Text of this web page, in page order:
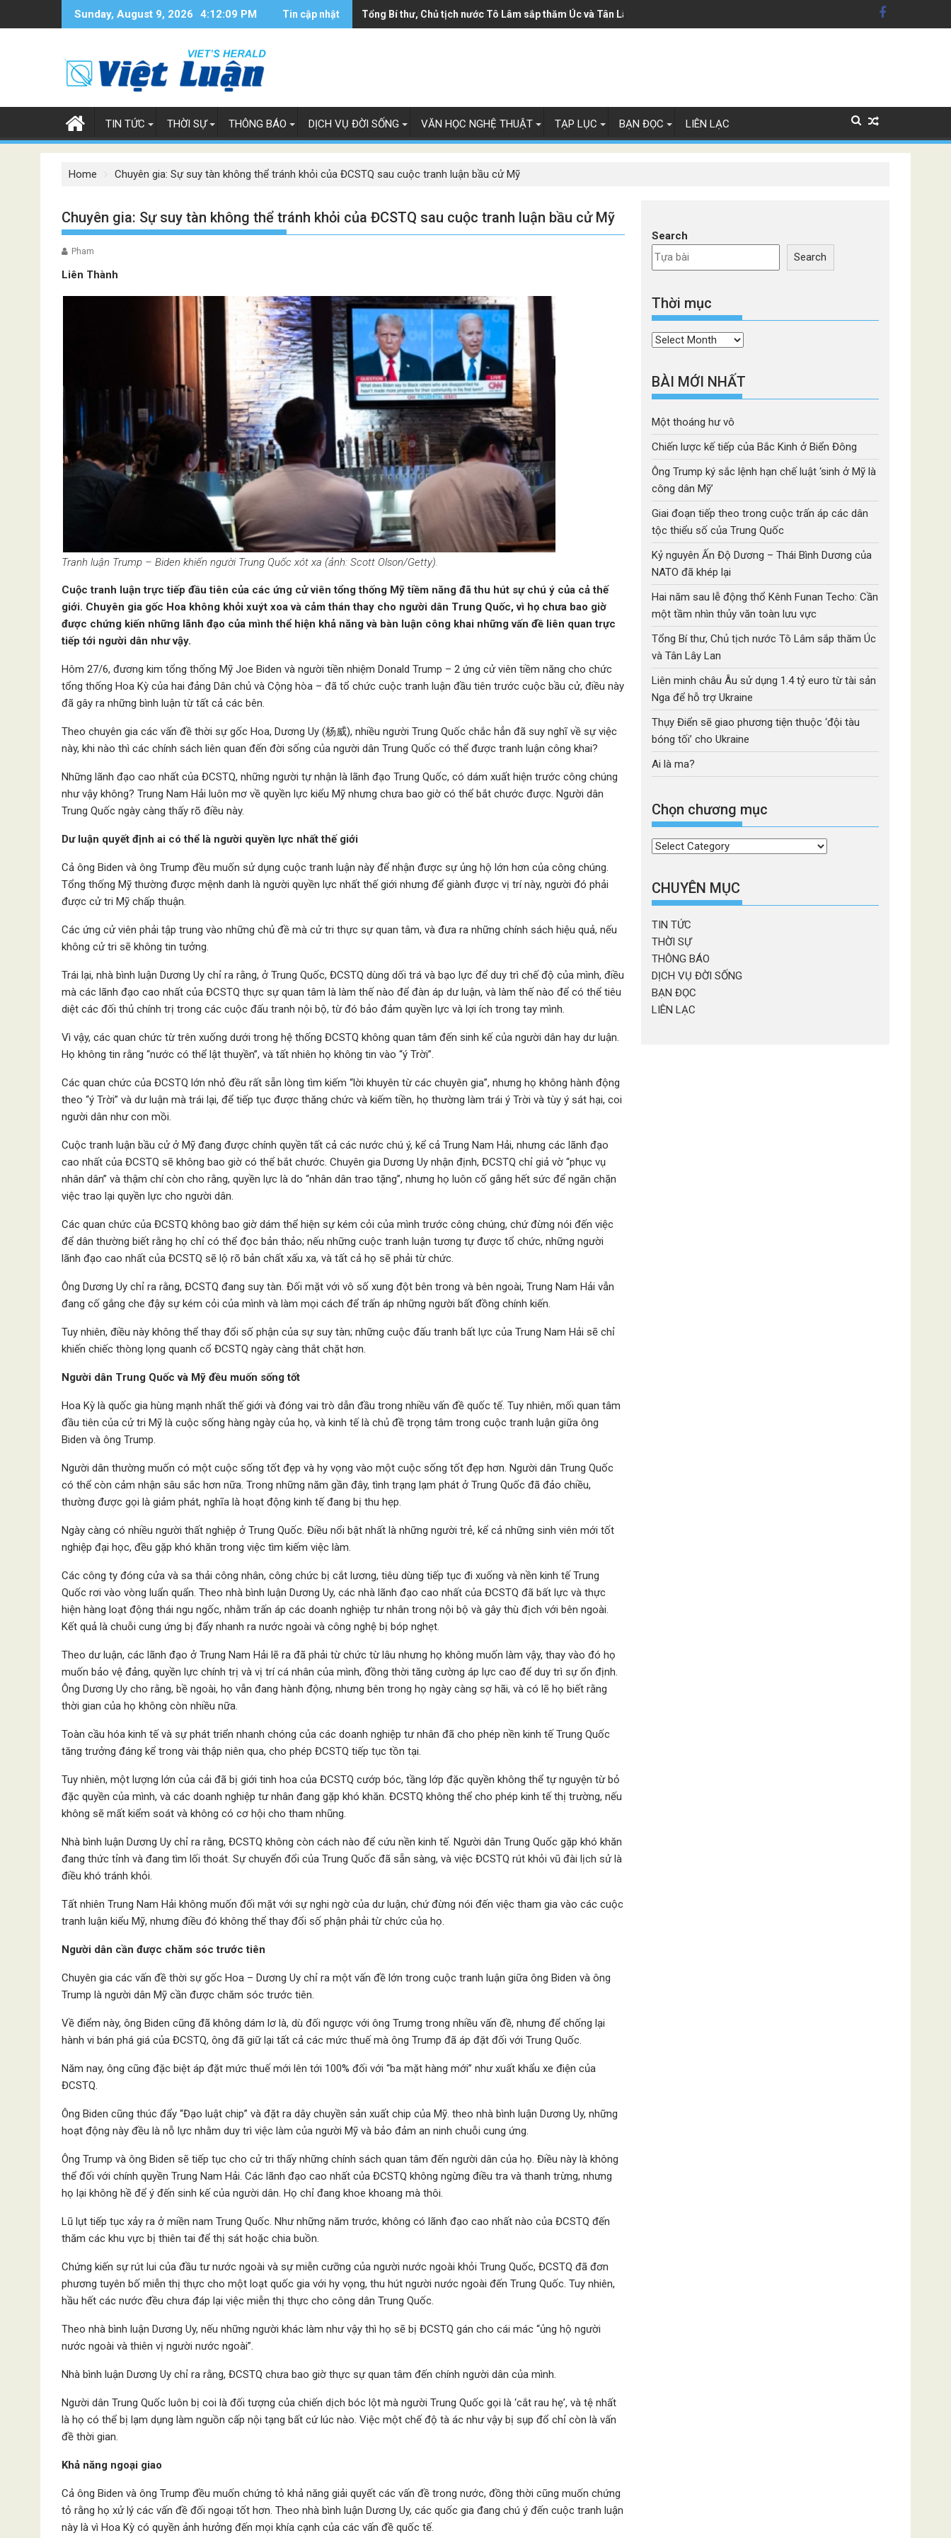
Sunday, August 9, 2026 4:12:10 PM Tin cập nhật Ông Trump ký sắc lệnh hạn chế luật 'sinh ở Mỹ là công dân Mỹ'
Tổng Bí thư, Chủ tịch nước Tô Lâm sắp thăm Úc và Tân Lây Lan
TIN TỨC THỜI SỰ THÔNG BÁO DỊCH VỤ ĐỜI SỐNG VĂN HỌC NGHỆ THUẬT TẠP LỤC BẠN ĐỌC LIÊN LẠC
Home Chuyên gia: Sự suy tàn không thể tránh khỏi của ĐCSTQ sau cuộc tranh luận bầu cử Mỹ
Chuyên gia: Sự suy tàn không thể tránh khỏi của ĐCSTQ sau cuộc tranh luận bầu cử Mỹ
Pham
Liên Thành
Tranh luận Trump – Biden khiến người Trung Quốc xót xa (ảnh: Scott Olson/Getty).
Cuộc tranh luận trực tiếp đầu tiên của các ứng cử viên tổng thống Mỹ tiềm năng đã thu hút sự chú ý của cả thế
giới. Chuyên gia gốc Hoa không khỏi xuýt xoa và cảm thán thay cho người dân Trung Quốc, vì họ chưa bao giờ
được chứng kiến những lãnh đạo của mình thể hiện khả năng và bàn luận công khai những vấn đề liên quan trực
tiếp tới người dân như vậy.
Hôm 27/6, đương kim tổng thống Mỹ Joe Biden và người tiền nhiệm Donald Trump – 2 ứng cử viên tiềm năng cho chức
tổng thống Hoa Kỳ của hai đảng Dân chủ và Cộng hòa – đã tổ chức cuộc tranh luận đầu tiên trước cuộc bầu cử, điều này
đã gây ra những bình luận từ tất cả các bên.
Theo chuyên gia các vấn đề thời sự gốc Hoa, Dương Uy (杨威), nhiều người Trung Quốc chắc hẳn đã suy nghĩ về sự việc
này, khi nào thì các chính sách liên quan đến đời sống của người dân Trung Quốc có thể được tranh luận công khai?
Những lãnh đạo cao nhất của ĐCSTQ, những người tự nhận là lãnh đạo Trung Quốc, có dám xuất hiện trước công chúng
như vậy không? Trung Nam Hải luôn mơ về quyền lực kiểu Mỹ nhưng chưa bao giờ có thể bắt chước được. Người dân
Trung Quốc ngày càng thấy rõ điều này.
Dư luận quyết định ai có thể là người quyền lực nhất thế giới
Cả ông Biden và ông Trump đều muốn sử dụng cuộc tranh luận này để nhận được sự ủng hộ lớn hơn của công chúng.
Tổng thống Mỹ thường được mệnh danh là người quyền lực nhất thế giới nhưng để giành được vị trí này, người đó phải
được cử tri Mỹ chấp thuận.
Các ứng cử viên phải tập trung vào những chủ đề mà cử tri thực sự quan tâm, và đưa ra những chính sách hiệu quả, nếu
không cử tri sẽ không tin tưởng.
Trái lại, nhà bình luận Dương Uy chỉ ra rằng, ở Trung Quốc, ĐCSTQ dùng dối trá và bạo lực để duy trì chế độ của mình, điều
mà các lãnh đạo cao nhất của ĐCSTQ thực sự quan tâm là làm thế nào để đàn áp dư luận, và làm thế nào để có thể tiêu
diệt các đối thủ chính trị trong các cuộc đấu tranh nội bộ, từ đó bảo đảm quyền lực và lợi ích trong tay mình.
Vì vậy, các quan chức từ trên xuống dưới trong hệ thống ĐCSTQ không quan tâm đến sinh kế của người dân hay dư luận.
Họ không tin rằng “nước có thể lật thuyền”, và tất nhiên họ không tin vào “ý Trời”.
Các quan chức của ĐCSTQ lớn nhỏ đều rất sẵn lòng tìm kiếm “lời khuyên từ các chuyên gia”, nhưng họ không hành động
theo “ý Trời” và dư luận mà trái lại, để tiếp tục được thăng chức và kiếm tiền, họ thường làm trái ý Trời và tùy ý sát hại, coi
người dân như con mồi.
Cuộc tranh luận bầu cử ở Mỹ đang được chính quyền tất cả các nước chú ý, kể cả Trung Nam Hải, nhưng các lãnh đạo
cao nhất của ĐCSTQ sẽ không bao giờ có thể bắt chước. Chuyên gia Dương Uy nhận định, ĐCSTQ chỉ giả vờ “phục vụ
nhân dân” và thậm chí còn cho rằng, quyền lực là do “nhân dân trao tặng”, nhưng họ luôn cố gắng hết sức để ngăn chặn
việc trao lại quyền lực cho người dân.
Các quan chức của ĐCSTQ không bao giờ dám thể hiện sự kém cỏi của mình trước công chúng, chứ đừng nói đến việc
để dân thường biết rằng họ chỉ có thể đọc bản thảo; nếu những cuộc tranh luận tương tự được tổ chức, những người
lãnh đạo cao nhất của ĐCSTQ sẽ lộ rõ bản chất xấu xa, và tất cả họ sẽ phải từ chức.
Ông Dương Uy chỉ ra rằng, ĐCSTQ đang suy tàn. Đối mặt với vô số xung đột bên trong và bên ngoài, Trung Nam Hải vẫn
đang cố gắng che đậy sự kém cỏi của mình và làm mọi cách để trấn áp những người bất đồng chính kiến.
Tuy nhiên, điều này không thể thay đổi số phận của sự suy tàn; những cuộc đấu tranh bất lực của Trung Nam Hải sẽ chỉ
khiến chiếc thòng lọng quanh cổ ĐCSTQ ngày càng thắt chặt hơn.
Người dân Trung Quốc và Mỹ đều muốn sống tốt
Hoa Kỳ là quốc gia hùng mạnh nhất thế giới và đóng vai trò dẫn đầu trong nhiều vấn đề quốc tế. Tuy nhiên, mối quan tâm
đầu tiên của cử tri Mỹ là cuộc sống hàng ngày của họ, và kinh tế là chủ đề trọng tâm trong cuộc tranh luận giữa ông
Biden và ông Trump.
Người dân thường muốn có một cuộc sống tốt đẹp và hy vọng vào một cuộc sống tốt đẹp hơn. Người dân Trung Quốc
có thể còn cảm nhận sâu sắc hơn nữa. Trong những năm gần đây, tình trạng lạm phát ở Trung Quốc đã đảo chiều,
thường được gọi là giảm phát, nghĩa là hoạt động kinh tế đang bị thu hẹp.
Ngày càng có nhiều người thất nghiệp ở Trung Quốc. Điều nổi bật nhất là những người trẻ, kể cả những sinh viên mới tốt
nghiệp đại học, đều gặp khó khăn trong việc tìm kiếm việc làm.
Các công ty đóng cửa và sa thải công nhân, công chức bị cắt lương, tiêu dùng tiếp tục đi xuống và nền kinh tế Trung
Quốc rơi vào vòng luẩn quẩn. Theo nhà bình luận Dương Uy, các nhà lãnh đạo cao nhất của ĐCSTQ đã bất lực và thực
hiện hàng loạt động thái ngu ngốc, nhằm trấn áp các doanh nghiệp tư nhân trong nội bộ và gây thù địch với bên ngoài.
Kết quả là chuỗi cung ứng bị đẩy nhanh ra nước ngoài và công nghệ bị bóp nghẹt.
Theo dư luận, các lãnh đạo ở Trung Nam Hải lẽ ra đã phải từ chức từ lâu nhưng họ không muốn làm vậy, thay vào đó họ
muốn bảo vệ đảng, quyền lực chính trị và vị trí cá nhân của mình, đồng thời tăng cường áp lực cao để duy trì sự ổn định.
Ông Dương Uy cho rằng, bề ngoài, họ vẫn đang hành động, nhưng bên trong họ ngày càng sợ hãi, và có lẽ họ biết rằng
thời gian của họ không còn nhiều nữa.
Toàn cầu hóa kinh tế và sự phát triển nhanh chóng của các doanh nghiệp tư nhân đã cho phép nền kinh tế Trung Quốc
tăng trưởng đáng kể trong vài thập niên qua, cho phép ĐCSTQ tiếp tục tồn tại.
Tuy nhiên, một lượng lớn của cải đã bị giới tinh hoa của ĐCSTQ cướp bóc, tầng lớp đặc quyền không thể tự nguyện từ bỏ
đặc quyền của mình, và các doanh nghiệp tư nhân đang gặp khó khăn. ĐCSTQ không thể cho phép kinh tế thị trường, nếu
không sẽ mất kiểm soát và không có cơ hội cho tham nhũng.
Nhà bình luận Dương Uy chỉ ra rằng, ĐCSTQ không còn cách nào để cứu nền kinh tế. Người dân Trung Quốc gặp khó khăn
đang thức tỉnh và đang tìm lối thoát. Sự chuyển đổi của Trung Quốc đã sẵn sàng, và việc ĐCSTQ rút khỏi vũ đài lịch sử là
điều khó tránh khỏi.
Tất nhiên Trung Nam Hải không muốn đối mặt với sự nghi ngờ của dư luận, chứ đừng nói đến việc tham gia vào các cuộc
tranh luận kiểu Mỹ, nhưng điều đó không thể thay đổi số phận phải từ chức của họ.
Người dân cần được chăm sóc trước tiên
Chuyên gia các vấn đề thời sự gốc Hoa – Dương Uy chỉ ra một vấn đề lớn trong cuộc tranh luận giữa ông Biden và ông
Trump là người dân Mỹ cần được chăm sóc trước tiên.
Về điểm này, ông Biden cũng đã không dám lơ ​​là, dù đối ngược với ông Trumg trong nhiều vấn đề, nhưng để chống lại
hành vi bán phá giá của ĐCSTQ, ông đã giữ lại tất cả các mức thuế mà ông Trump đã áp đặt đối với Trung Quốc.
Năm nay, ông cũng đặc biệt áp đặt mức thuế mới lên tới 100% đối với “ba mặt hàng mới” như xuất khẩu xe điện của
ĐCSTQ.
Ông Biden cũng thúc đẩy “Đạo luật chip” và đặt ra dây chuyền sản xuất chip của Mỹ. theo nhà bình luận Dương Uy, những
hoạt động này đều là nỗ lực nhằm duy trì việc làm của người Mỹ và bảo đảm an ninh chuỗi cung ứng.
Ông Trump và ông Biden sẽ tiếp tục cho cử tri thấy những chính sách quan tâm đến người dân của họ. Điều này là không
thể đối với chính quyền Trung Nam Hải. Các lãnh đạo cao nhất của ĐCSTQ không ngừng điều tra và thanh trừng, nhưng
họ lại không hề để ý đến sinh kế của người dân. Họ chỉ đang khoe khoang mà thôi.
Lũ lụt tiếp tục xảy ra ở miền nam Trung Quốc. Như những năm trước, không có lãnh đạo cao nhất nào của ĐCSTQ đến
thăm các khu vực bị thiên tai để thị sát hoặc chia buồn.
Chứng kiến ​​sự rút lui của đầu tư nước ngoài và sự miễn cưỡng của người nước ngoài khỏi Trung Quốc, ĐCSTQ đã đơn
phương tuyên bố miễn thị thực cho một loạt quốc gia với hy vọng, thu hút người nước ngoài đến Trung Quốc. Tuy nhiên,
hầu hết các nước đều chưa đáp lại việc miễn thị thực cho công dân Trung Quốc.
Theo nhà bình luận Dương Uy, nếu những người khác làm như vậy thì họ sẽ bị ĐCSTQ gán cho cái mác “ủng hộ người
nước ngoài và thiên vị người nước ngoài”.
Nhà bình luận Dương Uy chỉ ra rằng, ĐCSTQ chưa bao giờ thực sự quan tâm đến chính người dân của mình.
Người dân Trung Quốc luôn bị coi là đối tượng của chiến dịch bóc lột mà người Trung Quốc gọi là ‘cắt rau hẹ’, và tệ nhất
là họ có thể bị lạm dụng làm nguồn cấp nội tạng bất cứ lúc nào. Việc một chế độ tà ác như vậy bị sụp đổ chỉ còn là vấn
đề thời gian.
Khả năng ngoại giao
Cả ông Biden và ông Trump đều muốn chứng tỏ khả năng giải quyết các vấn đề trong nước, đồng thời cũng muốn chứng
tỏ rằng họ xử lý các vấn đề đối ngoại tốt hơn. Theo nhà bình luận Dương Uy, các quốc gia đang chú ý đến cuộc tranh luận
này là vì Hoa Kỳ có quyền ảnh hưởng đến mọi khía cạnh của các vấn đề quốc tế.
Search
Search
Thời mục
Thời
BÀI MỚI NHẤT
Một thoáng hư vô
Chiến lược kế tiếp của Bắc Kinh ở Biển Đông
Ông Trump ký sắc lệnh hạn chế luật ‘sinh ở Mỹ là
công dân Mỹ’
Giai đoạn tiếp theo trong cuộc trấn áp các dân
tộc thiểu số của Trung Quốc
Kỷ nguyên Ấn Độ Dương – Thái Bình Dương của
NATO đã khép lại
Hai năm sau lễ động thổ Kênh Funan Techo: Cần
một tầm nhìn thủy văn toàn lưu vực
Tổng Bí thư, Chủ tịch nước Tô Lâm sắp thăm Úc
và Tân Lây Lan
Liên minh châu Âu sử dụng 1.4 tỷ euro từ tài sản
Nga để hỗ trợ Ukraine
Thụy Điển sẽ giao phương tiện thuộc ‘đội tàu
bóng tối’ cho Ukraine
Ai là ma?
Chọn chương mục
Chọn
mục
CHUYÊN MỤC
TIN TỨC
THỜI SỰ
THÔNG BÁO
DỊCH VỤ ĐỜI SỐNG
BẠN ĐỌC
LIÊN LẠC